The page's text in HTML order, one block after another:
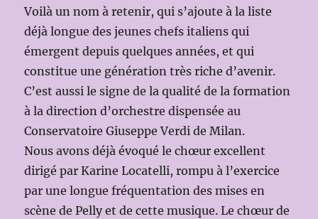
Voilà un nom à retenir, qui s’ajoute à la liste
déjà longue des jeunes chefs italiens qui
émergent depuis quelques années, et qui
constitue une génération très riche d’avenir.
C’est aussi le signe de la qualité de la formation
à la direction d’orchestre dispensée au
Conservatoire Giuseppe Verdi de Milan.
Nous avons déjà évoqué le chœur excellent
dirigé par Karine Locatelli, rompu à l’exercice
par une longue fréquentation des mises en
scène de Pelly et de cette musique. Le chœur de